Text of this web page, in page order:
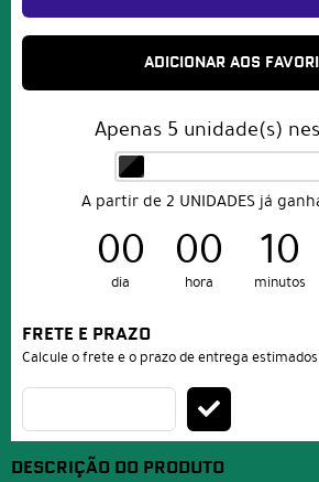
ADICIONAR AOS
Apenas 5 unidade(s)
A partir de 2 UNIDADES já
00
dia
00
hora
10
minutos
FRETE E PRAZO
Calcule o frete e o prazo de entrega
DESCRIÇÃO DO PRODUTO